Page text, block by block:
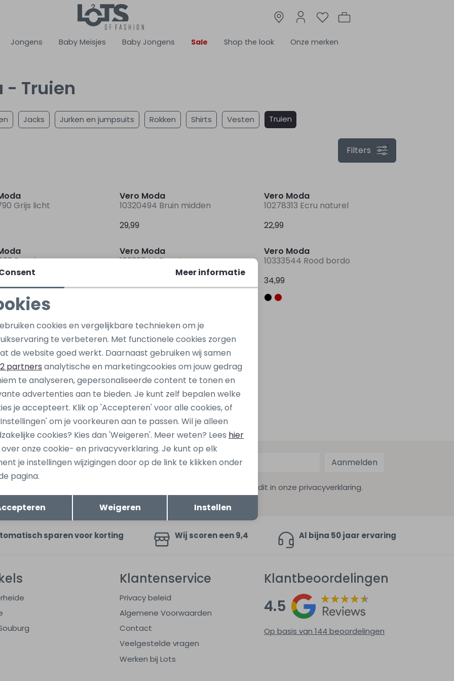
Jongens Baby Meisjes Baby Jongens Sale Shop the look Onze merken
- Truien
Jacks Jurken en jumpsuits Rokken Shirts Truien
Vesten
1
Filters
Grijs licht
Vero Moda
10320494 Bruin midden
29,99
Vero Moda
10278313 Ecru naturel
22,99
Ecru ivoor
Vero Moda
10333544 Zwart
Vero Moda
10333544 Rood bordo
34,99
Zwart
dan ook gelijk €5,-
collectie!
Aanmelden
Hoe we met je data omgaan? Bekijk dit in onze privacyverklaring.
sparen voor korting Wij scoren een 9,4 Al bijna 50 jaar ervaring
Klantenservice
Privacy beleid
Algemene Voorwaarden
Contact
Veelgestelde vragen
Werken bij Lots
Klantbeoordelingen
4.5
Op basis van 144 beoordelingen
cookies
cookies Marketing cookies
Terug Opslaan
Meer informatie
cookies en vergelijkbare technieken om je
te verbeteren. Met functionele cookies zorgen
de website goed werkt. Daarnaast gebruiken wij samen
2 partners analytische en marketingcookies om jouw gedrag
te analyseren, gepersonaliseerde content te tonen en
advertenties aan te bieden. Je kunt zelf bepalen welke
je accepteert. Klik op 'Accepteren' voor alle cookies, of
om je voorkeuren aan te passen. Wil je alleen
cookies? Kies dan 'Weigeren'. Meer weten? Lees hier
onze cookie- en privacyverklaring. Je kunt op elk
je instellingen wijzigingen door op de link te klikken onder
pagina.
Weigeren Instellen